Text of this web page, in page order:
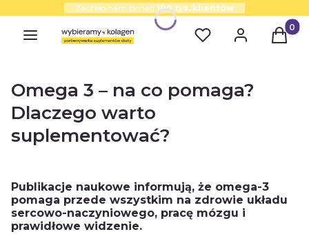
Zaufało nam ponad 100 tys. klientów
Omega 3 – na co pomaga?
Dlaczego warto
suplementować?
Publikacje naukowe informują, że omega-3
pomaga przede wszystkim na zdrowie układu
sercowo-naczyniowego, pracę mózgu i
prawidłowe widzenie.